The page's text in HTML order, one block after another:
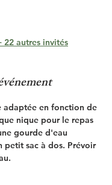
22 autres invités
adaptée en fonction de
nique pour le repas
gourde d'eau
petit sac à dos. Prévoir